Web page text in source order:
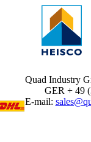
Quad Industry
GER + 49
E-mail: